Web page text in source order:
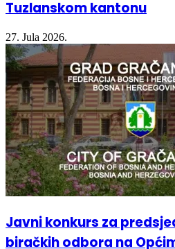
27. Jula 2026.
Javni konkurs za
biračkih odbora na
godine